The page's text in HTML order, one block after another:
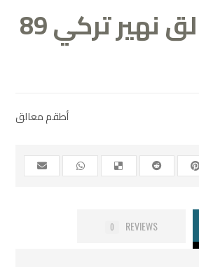
طقم معالق نهير تركي 89
أطقم معالق
REVIEWS
0